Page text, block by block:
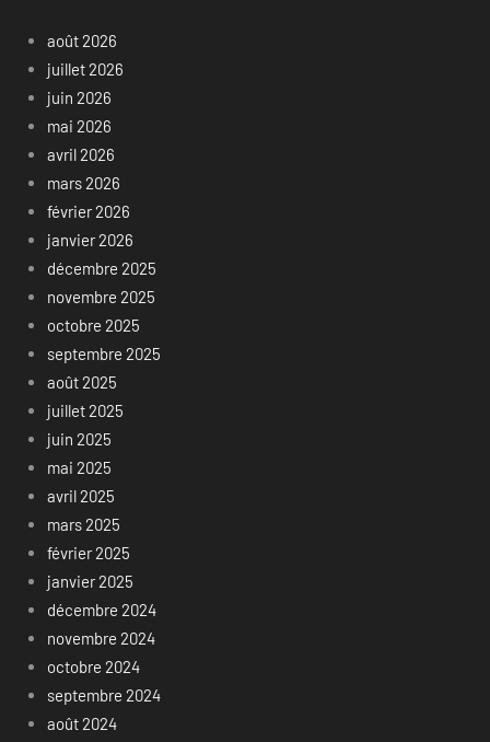
août 2026
juillet 2026
juin 2026
mai 2026
avril 2026
mars 2026
février 2026
janvier 2026
décembre 2025
novembre 2025
octobre 2025
septembre 2025
août 2025
juillet 2025
juin 2025
mai 2025
avril 2025
mars 2025
février 2025
janvier 2025
décembre 2024
novembre 2024
octobre 2024
septembre 2024
août 2024